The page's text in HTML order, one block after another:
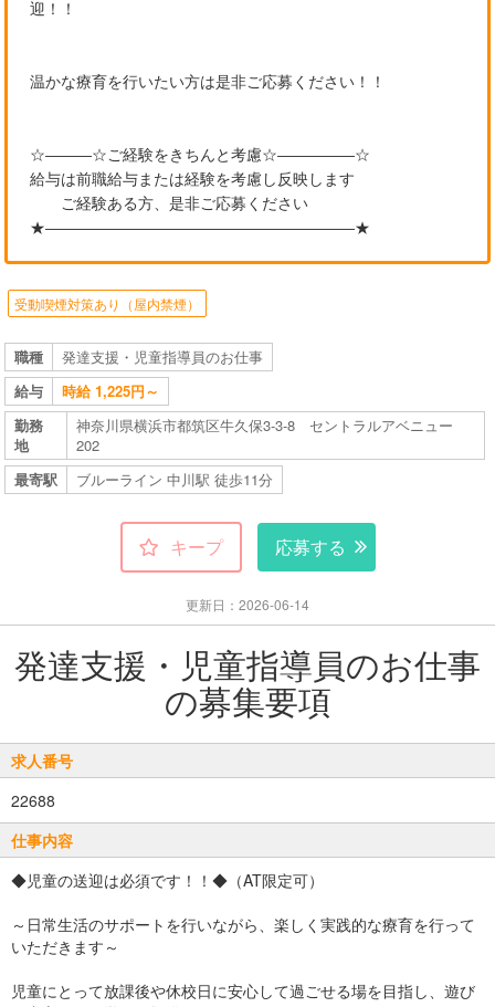
迎！！
温かな療育を行いたい方は是非ご応募ください！！
☆―――☆ご経験をきちんと考慮☆―――――☆
給与は前職給与または経験を考慮し反映します
ご経験ある方、是非ご応募ください
★――――――――――――――――――――★
受動喫煙対策あり（屋内禁煙）
職種
発達支援・児童指導員のお仕事
給与
時給 1,225円～
勤務
地
神奈川県横浜市都筑区牛久保3-3-8 セントラルアベニュー
202
最寄駅
ブルーライン 中川駅 徒歩11分
キープ 応募する
更新日：2026-06-14
発達支援・児童指導員のお仕事
の募集要項
求人番号
22688
仕事内容
◆児童の送迎は必須です！！◆（AT限定可）
～日常生活のサポートを行いながら、楽しく実践的な療育を行って
いただきます～
児童にとって放課後や休校日に安心して過ごせる場を目指し、遊び